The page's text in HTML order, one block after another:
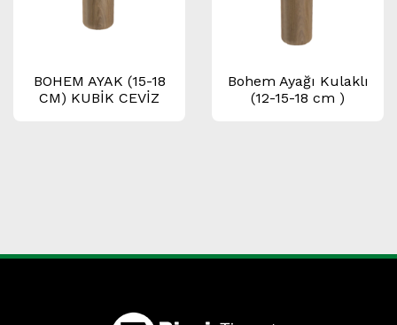
BOHEM AYAK (15-18
CM) KUBİK CEVİZ
Bohem Ayağı Kulaklı
(12-15-18 cm )